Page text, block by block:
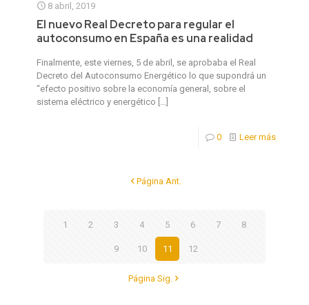
8 abril, 2019
El nuevo Real Decreto para regular el
autoconsumo en España es una realidad
Finalmente, este viernes, 5 de abril, se aprobaba el Real
Decreto del Autoconsumo Energético lo que supondrá un
“efecto positivo sobre la economía general, sobre el
sistema eléctrico y energético […]
0 Leer más
Página Ant.
1 2 3 4 5 6 7 8
9 10 11 12
Página Sig.